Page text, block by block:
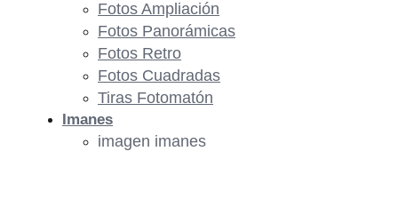
Fotos Ampliación
Fotos Panorámicas
Fotos Retro
Fotos Cuadradas
Tiras Fotomatón
Imanes
imagen imanes